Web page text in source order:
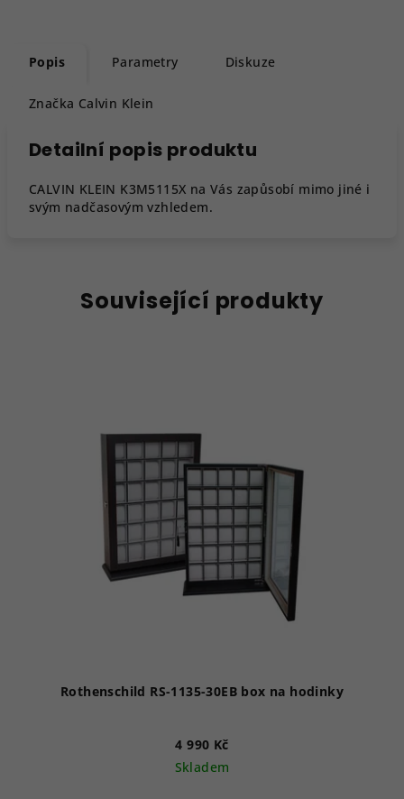
Popis Parametry Diskuze
Značka Calvin Klein
Detailní popis produktu
CALVIN KLEIN K3M5115X na Vás zapůsobí mimo jiné i
svým nadčasovým vzhledem.
Související produkty
Rothenschild RS-1135-30EB box na hodinky
4 990 Kč
Skladem